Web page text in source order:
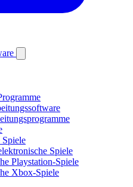
Spiele
Playstation-Spiele
Xbox-Spiele